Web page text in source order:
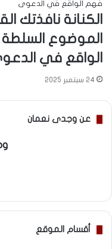
الكنانة نافذتك
الموضوع
الواقع في
24 سبتمبر 2025
عن وجدى نعمان
أقسام الموقع